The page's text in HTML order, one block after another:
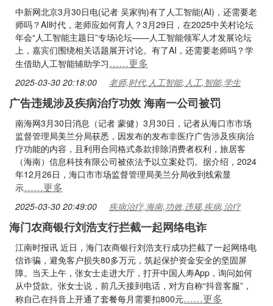
中新网北京3月30日电(记者 吴家驹)有了人工智能(AI)，还需要老
师吗？AI时代，老师应如何育人？3月29日，在2025中关村论坛
年会“人工智能主题日”专场论坛——人工智能领军人才发展论坛
上，嘉宾们围绕相关话题展开讨论。有了AI，还需要老师吗？学
生借助人工智能辅助学习……更多
2025-03-30 20:18:00 老师,时代,人工智能,人工,智能,学生
广告违规涉及疾病治疗功效 海南一公司被罚
南海网3月30日消息（记者 蒙健）3月30日，记者从海口市市场
监督管理局美兰分局获悉，因发布的发布非医疗广告涉及疾病治
疗功能的内容，且利用合同格式条款排除消费者权利，旅居客
（海南）信息科技有限公司被依法予以立案处罚。据介绍，2024
年12月26日，海口市市场监督管理局美兰分局收到线索显
示……更多
2025-03-30 20:49:00 疾病治疗,海南,功效,违规,疾病,治疗
海门农商银行刘浩支行拦截一起网络电诈
江南时报讯 近日，海门农商银行刘浩支行成功拦截了一起网络电
信诈骗，避免客户损失80多万元，筑起保护资金安全的坚固屏
障。当天上午，张女士走进大厅，打开中国人寿App，询问如何
从中贷款。张女士说，前几天接到电话，对方自称“抖音客服”，
称自己在抖音上开通了套餐每月需要扣800元……更多